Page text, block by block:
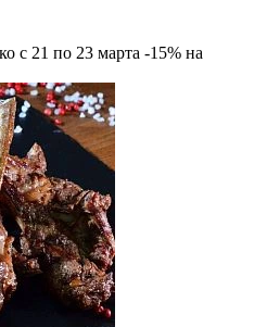
с 21 по 23 марта -15% на